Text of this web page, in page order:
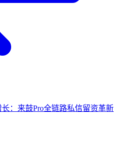
：来鼓Pro全链路私信留资革新